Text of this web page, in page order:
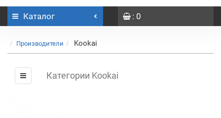
Каталог : 0
Производители Kookai
Категории Kookai